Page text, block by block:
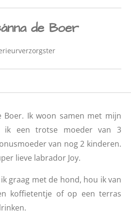
de Boer
Boer. Ik woon samen met mijn
ik een trotse moeder van 3
van nog 2 kinderen.
lieve labrador Joy.
graag met de hond, hou ik van
koffietentje of op een terras